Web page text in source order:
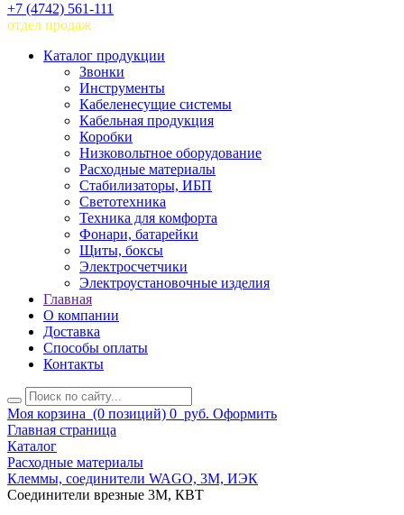
+7 (4742) 561-111
отдел продаж
Каталог продукции
Звонки
Инструменты
Кабеленесущие системы
Кабельная продукция
Коробки
Низковольтное оборудование
Расходные материалы
Стабилизаторы, ИБП
Светотехника
Техника для комфорта
Фонари, батарейки
Щиты, боксы
Электросчетчики
Электроустановочные изделия
Главная
О компании
Доставка
Способы оплаты
Контакты
Моя корзина (0 позиций) 0 руб. Оформить
Главная страница
Каталог
Расходные материалы
Клеммы, соединители WAGO, 3M, ИЭК
Соединители врезные 3M, КВТ